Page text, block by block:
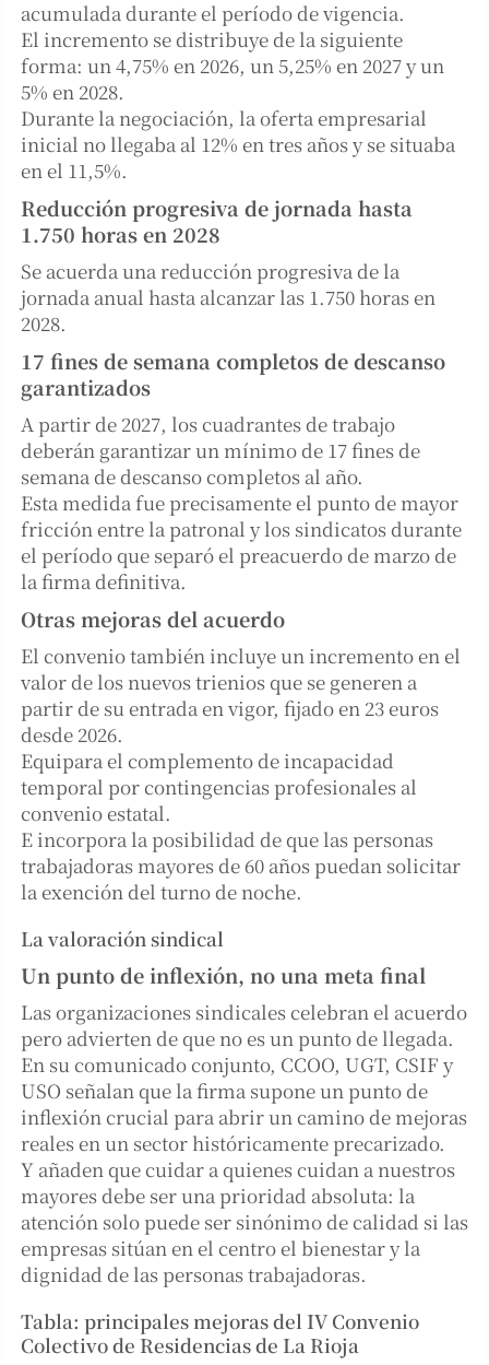
acumulada durante el período de vigencia.
El incremento se distribuye de la siguiente
forma: un 4,75% en 2026, un 5,25% en 2027 y un
5% en 2028.
Durante la negociación, la oferta empresarial
inicial no llegaba al 12% en tres años y se situaba
en el 11,5%.
Reducción progresiva de jornada hasta
1.750 horas en 2028
Se acuerda una reducción progresiva de la
jornada anual hasta alcanzar las 1.750 horas en
2028.
17 fines de semana completos de descanso
garantizados
A partir de 2027, los cuadrantes de trabajo
deberán garantizar un mínimo de 17 fines de
semana de descanso completos al año.
Esta medida fue precisamente el punto de mayor
fricción entre la patronal y los sindicatos durante
el período que separó el preacuerdo de marzo de
la firma definitiva.
Otras mejoras del acuerdo
El convenio también incluye un incremento en el
valor de los nuevos trienios que se generen a
partir de su entrada en vigor, fijado en 23 euros
desde 2026.
Equipara el complemento de incapacidad
temporal por contingencias profesionales al
convenio estatal.
E incorpora la posibilidad de que las personas
trabajadoras mayores de 60 años puedan solicitar
la exención del turno de noche.
La valoración sindical
Un punto de inflexión, no una meta final
Las organizaciones sindicales celebran el acuerdo
pero advierten de que no es un punto de llegada.
En su comunicado conjunto, CCOO, UGT, CSIF y
USO señalan que la firma supone un punto de
inflexión crucial para abrir un camino de mejoras
reales en un sector históricamente precarizado.
Y añaden que cuidar a quienes cuidan a nuestros
mayores debe ser una prioridad absoluta: la
atención solo puede ser sinónimo de calidad si las
empresas sitúan en el centro el bienestar y la
dignidad de las personas trabajadoras.
Tabla: principales mejoras del IV Convenio
Colectivo de Residencias de La Rioja